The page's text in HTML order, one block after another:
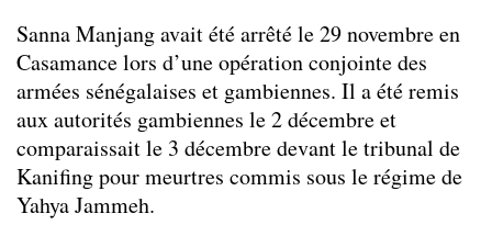
Sanna Manjang avait été arrêté le 29 novembre en
Casamance lors d’une opération conjointe des
armées sénégalaises et gambiennes. Il a été remis
aux autorités gambiennes le 2 décembre et
comparaissait le 3 décembre devant le tribunal de
Kanifing pour meurtres commis sous le régime de
Yahya Jammeh.